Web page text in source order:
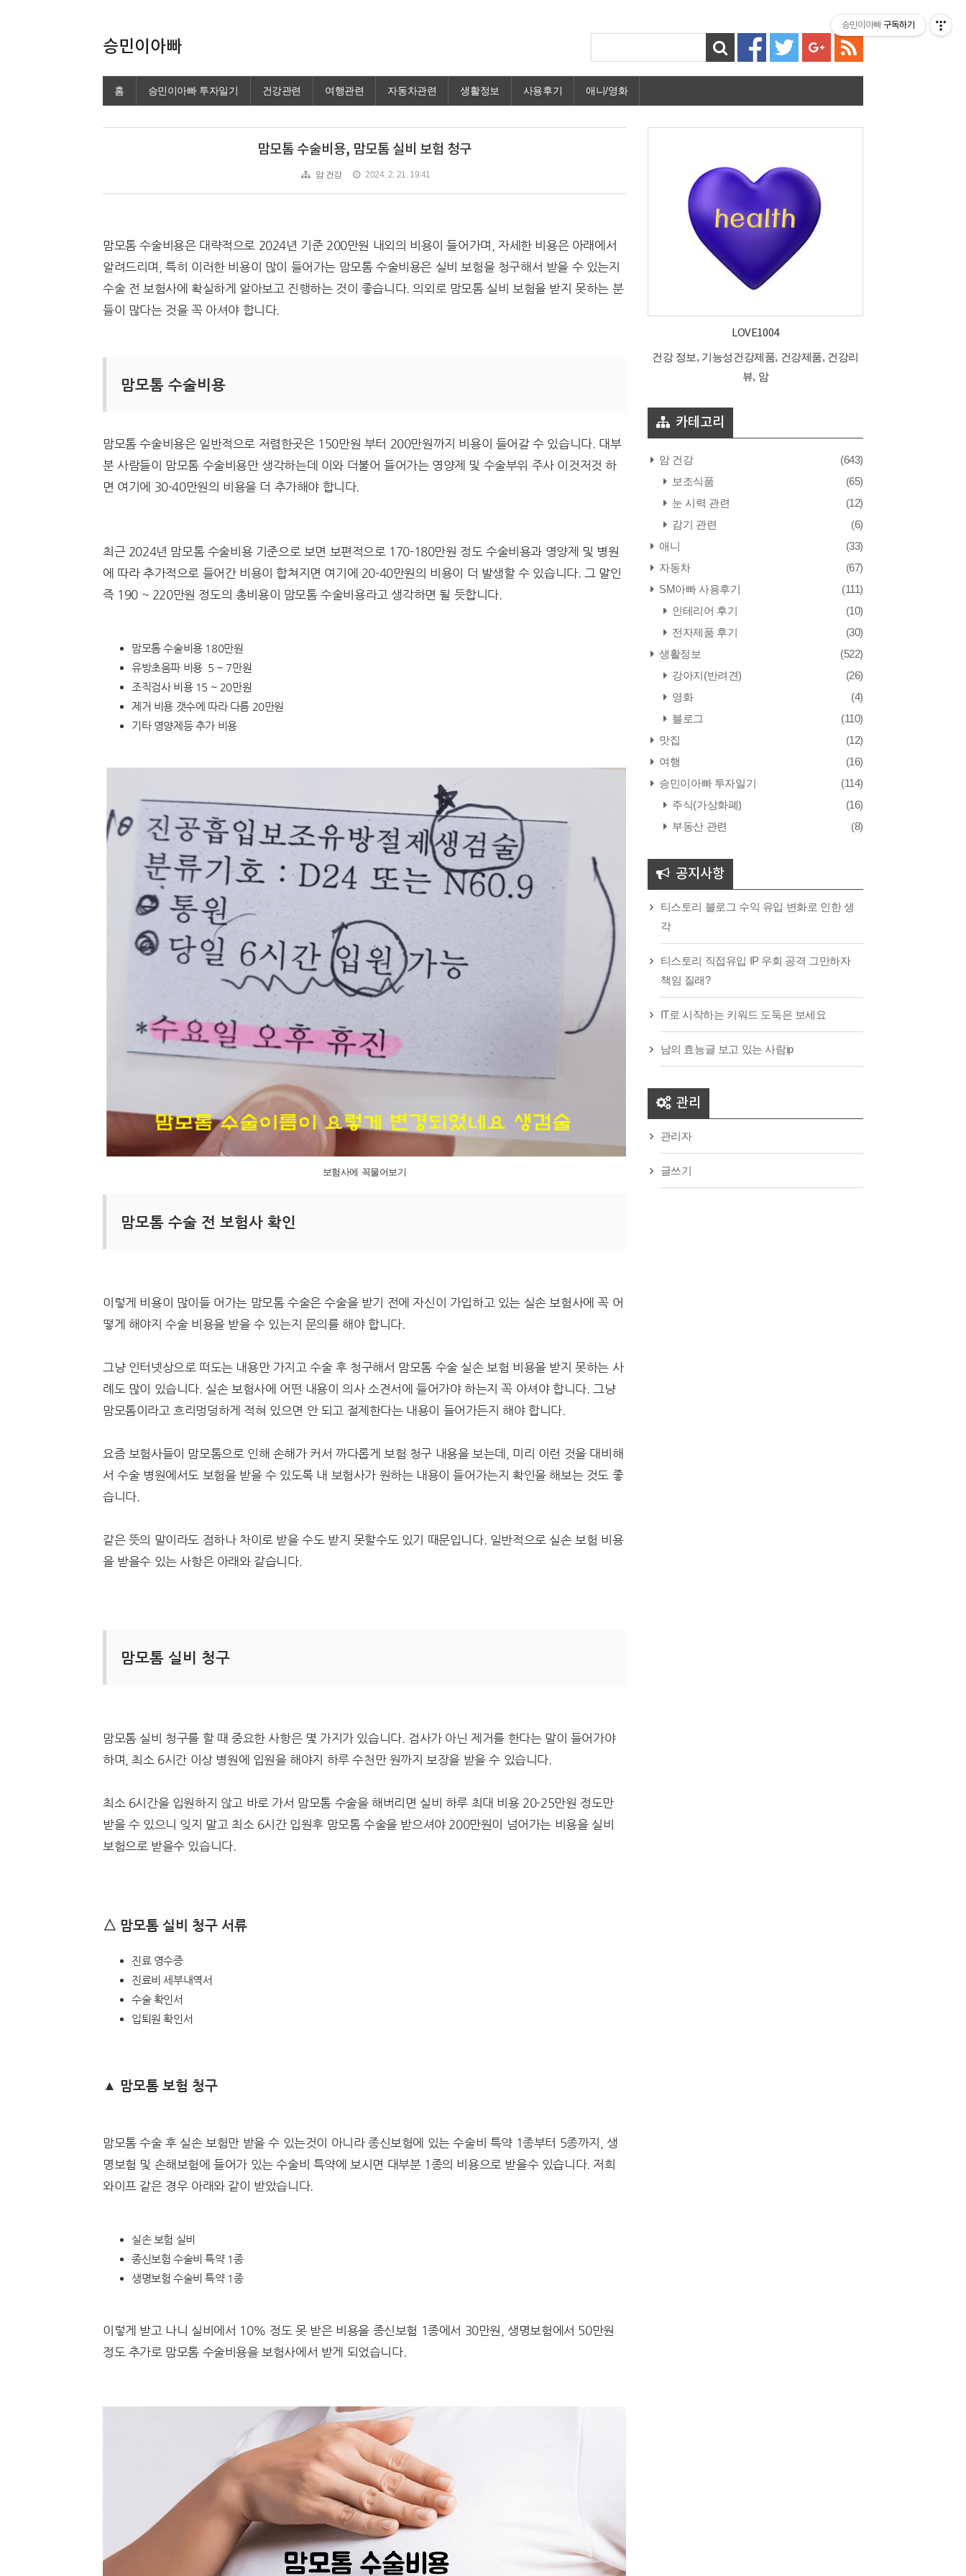
승민이아빠
홈 승민이아빠 투자일기 건강관련 여행관련 자동차관련 생활정보 사용후기 애니/영화
맘모톰 수술비용, 맘모톰 실비 보험 청구
암 건강 2024. 2. 21. 19:41
맘모톰 수술비용은 대략적으로 2024년 기준 200만원 내외의 비용이 들어가며, 자세한 비용은 아래에서
알려드리며, 특히 이러한 비용이 많이 들어가는 맘모톰 수술비용은 실비 보험을 청구해서 받을 수 있는지
수술 전 보험사에 확실하게 알아보고 진행하는 것이 좋습니다. 의외로 맘모톰 실비 보험을 받지 못하는 분
들이 많다는 것을 꼭 아셔야 합니다.
맘모톰 수술비용
맘모톰 수술비용은 일반적으로 저렴한곳은 150만원 부터 200만원까지 비용이 들어갈 수 있습니다. 대부
분 사람들이 맘모톰 수술비용만 생각하는데 이와 더불어 들어가는 영양제 및 수술부위 주사 이것저것 하
면 여기에 30-40만원의 비용을 더 추가해야 합니다.
최근 2024년 맘모톰 수술비용 기준으로 보면 보편적으로 170-180만원 정도 수술비용과 영양제 및 병원
에 따라 추가적으로 들어간 비용이 합쳐지면 여기에 20-40만원의 비용이 더 발생할 수 있습니다. 그 말인
즉 190 ~ 220만원 정도의 총비용이 맘모톰 수술비용라고 생각하면 될 듯합니다.
맘모톰 수술비용 180만원
유방초음파 비용 5 ~ 7만원
조직검사 비용 15 ~ 20만원
제거 비용 갯수에 따라 다름 20만원
기타 영양제등 추가 비용
보험사에 꼭물어보기
맘모톰 수술 전 보험사 확인
이렇게 비용이 많이들 어가는 맘모톰 수술은 수술을 받기 전에 자신이 가입하고 있는 실손 보험사에 꼭 어
떻게 해야지 수술 비용을 받을 수 있는지 문의를 해야 합니다.
그냥 인터넷상으로 떠도는 내용만 가지고 수술 후 청구해서 맘모톰 수술 실손 보험 비용을 받지 못하는 사
례도 많이 있습니다. 실손 보험사에 어떤 내용이 의사 소견서에 들어가야 하는지 꼭 아셔야 합니다. 그냥
맘모톰이라고 흐리멍덩하게 적혀 있으면 안 되고 절제한다는 내용이 들어가든지 해야 합니다.
요즘 보험사들이 맘모톰으로 인해 손해가 커서 까다롭게 보험 청구 내용을 보는데, 미리 이런 것을 대비해
서 수술 병원에서도 보험을 받을 수 있도록 내 보험사가 원하는 내용이 들어가는지 확인을 해보는 것도 좋
습니다.
같은 뜻의 말이라도 점하나 차이로 받을 수도 받지 못할수도 있기 때문입니다. 일반적으로 실손 보험 비용
을 받을수 있는 사항은 아래와 같습니다.
맘모톰 실비 청구
맘모톰 실비 청구를 할 때 중요한 사항은 몇 가지가 있습니다. 검사가 아닌 제거를 한다는 말이 들어가야
하며, 최소 6시간 이상 병원에 입원을 해야지 하루 수천만 원까지 보장을 받을 수 있습니다.
최소 6시간을 입원하지 않고 바로 가서 맘모톰 수술을 해버리면 실비 하루 최대 비용 20-25만원 정도만
받을 수 있으니 잊지 말고 최소 6시간 입원후 맘모톰 수술을 받으셔야 200만원이 넘어가는 비용을 실비
보험으로 받을수 있습니다.
△ 맘모톰 실비 청구 서류
진료 영수증
진료비 세부내역서
수술 확인서
입퇴원 확인서
▲ 맘모톰 보험 청구
맘모톰 수술 후 실손 보험만 받을 수 있는것이 아니라 종신보험에 있는 수술비 특약 1종부터 5종까지, 생
명보험 및 손해보험에 들어가 있는 수술비 특약에 보시면 대부분 1종의 비용으로 받을수 있습니다. 저희
와이프 같은 경우 아래와 같이 받았습니다.
실손 보험 실비
종신보험 수술비 특약 1종
생명보험 수술비 특약 1종
이렇게 받고 나니 실비에서 10% 정도 못 받은 비용을 종신보험 1종에서 30만원, 생명보험에서 50만원
정도 추가로 맘모톰 수술비용을 보험사에서 받게 되었습니다.
LOVE1004
건강 정보, 기능성건강제품, 건강제품, 건강리
뷰, 암
카테고리
암 건강
(643)
보조식품
(65)
눈 시력 관련
(12)
감기 관련
(6)
애니
(33)
자동차
(67)
SM아빠 사용후기
(111)
인테리어 후기
(10)
전자제품 후기
(30)
생활정보
(522)
강아지(반려견)
(26)
영화
(4)
블로그
(110)
맛집
(12)
여행
(16)
승민이아빠 투자일기
(114)
주식(가상화폐)
(16)
부동산 관련
(8)
공지사항
티스토리 블로그 수익 유입 변화로 인한 생
각
티스토리 직접유입 IP 우회 공격 그만하자
책임 질래?
IT로 시작하는 키워드 도둑은 보세요
남의 효능글 보고 있는 사람ip
관리
관리자
글쓰기
승민이아빠 구독하기